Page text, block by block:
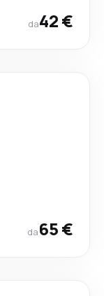
da42 €
da65 €